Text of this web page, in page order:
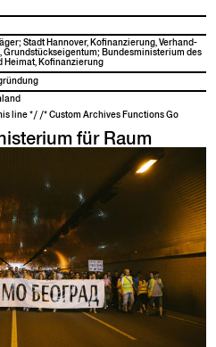
Stadt Han­nover, Kofi­nanzierung, Ver­hand­
Grund­stück­seigen­tum; Bun­desmin­is­teri­um des
Heimat, Kofinanzierung
line */ /* Custom Archives Functions Go
für Raum